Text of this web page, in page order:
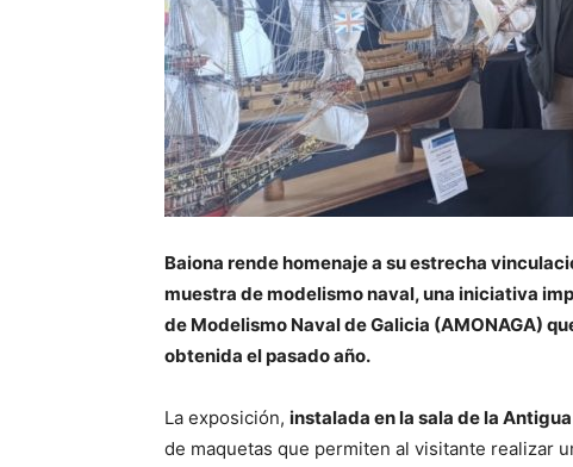
Baiona rende homenaje a su estrecha
muestra de modelismo naval, una iniciativa
de Modelismo Naval de Galicia (AMONAGA)
obtenida el pasado año.
La exposición, instalada en la sala de la
de maquetas que permiten al visitante realizar